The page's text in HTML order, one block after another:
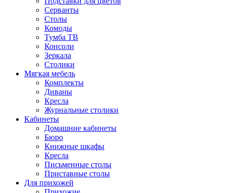
Серванты
Столы
Комоды
Тумба ТВ
Консоли
Зеркала
Столики
Мягкая мебель
Комплекты
Диваны
Кресла
Журнальные столики
Кабинеты
Домашние кабинеты
Бюро
Книжные шкафы
Кресла
Письменные столы
Приставные столы
Для прихожей